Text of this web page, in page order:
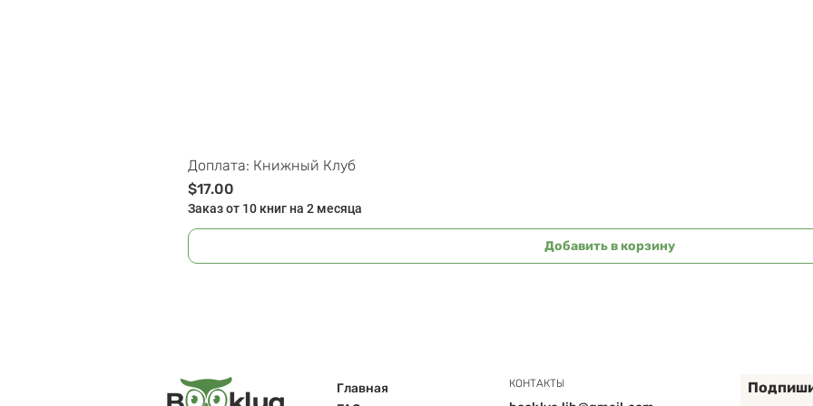
Доплата: Книжный Клуб
Цена
$17.00
Заказ от 10 книг на 2 месяца
Добавить в корзину
Главная
КОНТАКТЫ